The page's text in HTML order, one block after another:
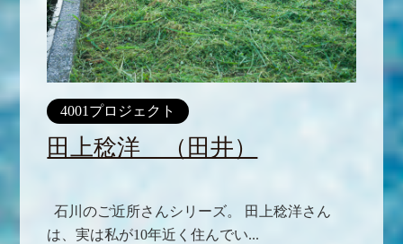
4001プロジェクト
田上稔洋 （田井）
石川のご近所さんシリーズ。 田上稔洋さん
は、実は私が10年近く住んでい...